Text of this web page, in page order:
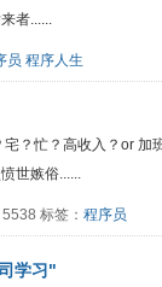
者......
员 程序人生
？忙？高收入？or
世嫉俗......
标签： 程序员
学习"